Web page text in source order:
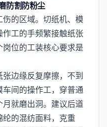
防割防粉尘
伤的区域。切纸机、模
工的手频繁接触纸张
位的工装核心要求是
边缘反复摩擦，不到
间的操作工，穿普通
月就磨出洞。建议后道
的混纺面料，克重